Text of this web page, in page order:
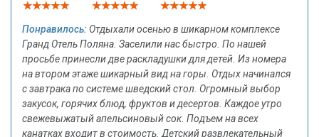
Понравилось: Отдыхали осенью в шикарном комплексе
Гранд Отель Поляна. Заселили нас быстро. По нашей
просьбе принесли две раскладушки для детей. Из номера
на втором этаже шикарный вид на горы. Отдых начинался
с завтрака по системе шведский стол. Огромный выбор
закусок, горячих блюд, фруктов и десертов. Каждое утро
свежевыжатый апельсиновый сок. Подъем на всех
канатках входит в стоимость. Детский развлекательный